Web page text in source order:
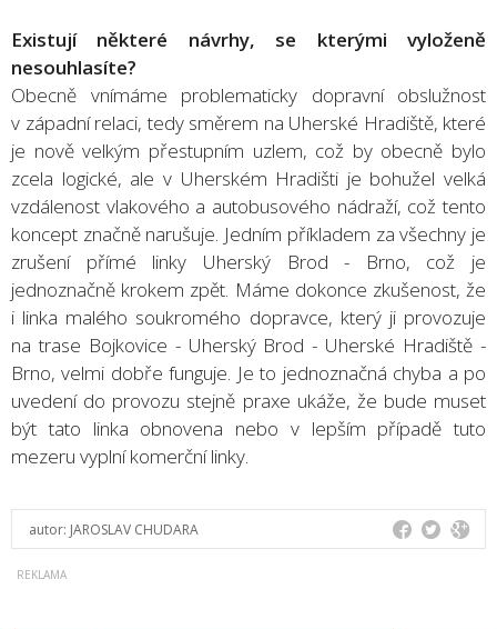
Existují některé návrhy, se kterými vyloženě
nesouhlasíte?
Obecně vnímáme problematicky dopravní obslužnost
v západní relaci, tedy směrem na Uherské Hradiště, které
je nově velkým přestupním uzlem, což by obecně bylo
zcela logické, ale v Uherském Hradišti je bohužel velká
vzdálenost vlakového a autobusového nádraží, což tento
koncept značně narušuje. Jedním příkladem za všechny je
zrušení přímé linky Uherský Brod - Brno, což je
jednoznačně krokem zpět. Máme dokonce zkušenost, že
i linka malého soukromého dopravce, který ji provozuje
na trase Bojkovice - Uherský Brod - Uherské Hradiště -
Brno, velmi dobře funguje. Je to jednoznačná chyba a po
uvedení do provozu stejně praxe ukáže, že bude muset
být tato linka obnovena nebo v lepším případě tuto
mezeru vyplní komerční linky.
autor: JAROSLAV CHUDARA